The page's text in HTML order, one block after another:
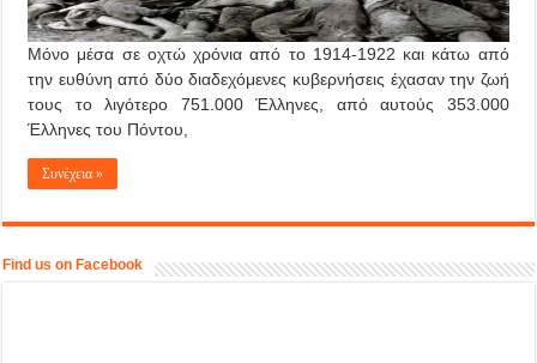
Μόνο μέσα σε οχτώ χρόνια από το 1914-1922 και κάτω από
την ευθύνη από δύο διαδεχόμενες κυβερνήσεις έχασαν την ζωή
τους το λιγότερο 751.000 Έλληνες, από αυτούς 353.000
Έλληνες του Πόντου,
Συνέχεια »
Find us on Facebook